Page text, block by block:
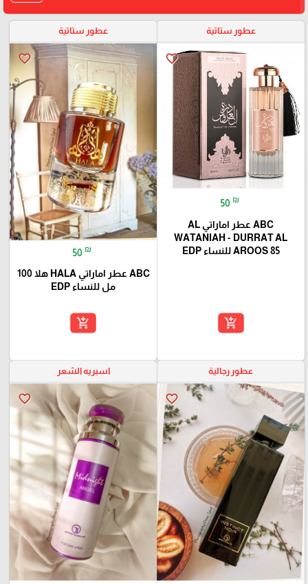
عطور ستاتية
favorite_border
50 ₪
ABC عطر اماراتي AL
WATANIAH - DURRAT AL
AROOS 85 للنساء EDP
add_shopping_cart
عطور ستاتية
favorite_border
50 ₪
ABC عطر اماراتي HALA هلا 100
مل للنساء EDP
add_shopping_cart
عطور رجالية
favorite_border
اسبريه الشعر
favorite_border